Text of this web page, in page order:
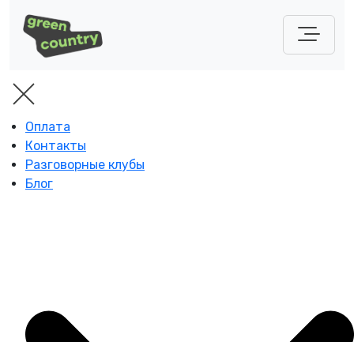
Оплата
Контакты
Разговорные клубы
Блог